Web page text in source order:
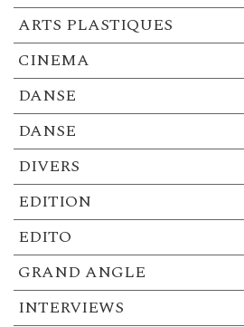
ARTS PLASTIQUES
CINEMA
DANSE
DANSE
DIVERS
EDITION
EDITO
GRAND ANGLE
INTERVIEWS